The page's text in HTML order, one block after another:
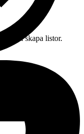
och skapa listor.